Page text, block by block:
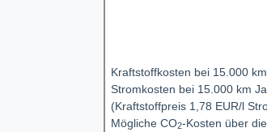
Kraftstoffkosten bei 15.000
Stromkosten bei 15.000 km
(Kraftstoffpreis 1,78 EUR/l
Mögliche CO2-Kosten über